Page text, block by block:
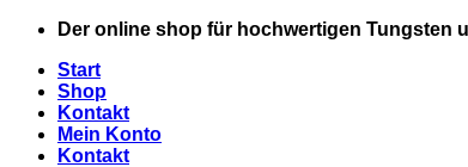
Zum
springen
Der online shop für hochwertigen Tungsten
Start
Shop
Kontakt
Mein Konto
Kontakt